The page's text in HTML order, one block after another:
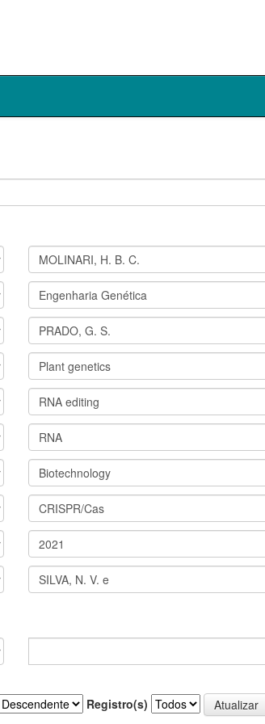
Registro(s)